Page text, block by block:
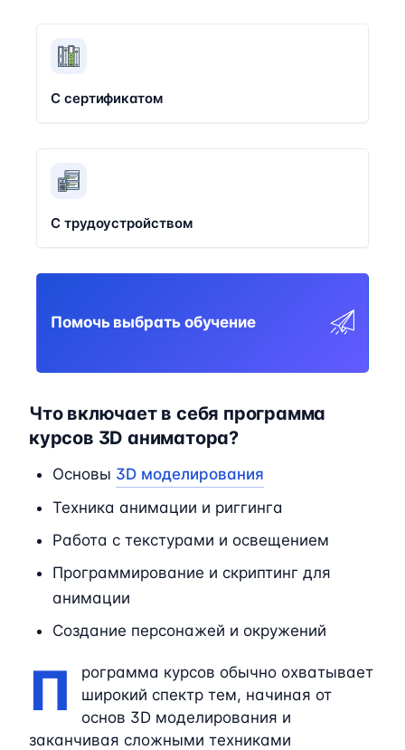
С сертификатом
С трудоустройством
Помочь выбрать обучение
Что включает в себя программа
курсов 3D аниматора?
Основы 3D моделирования
Техника анимации и риггинга
Работа с текстурами и освещением
Программирование и скриптинг для
анимации
Создание персонажей и окружений
П
рограмма курсов обычно охватывает
широкий спектр тем, начиная от
основ 3D моделирования и
заканчивая сложными техниками